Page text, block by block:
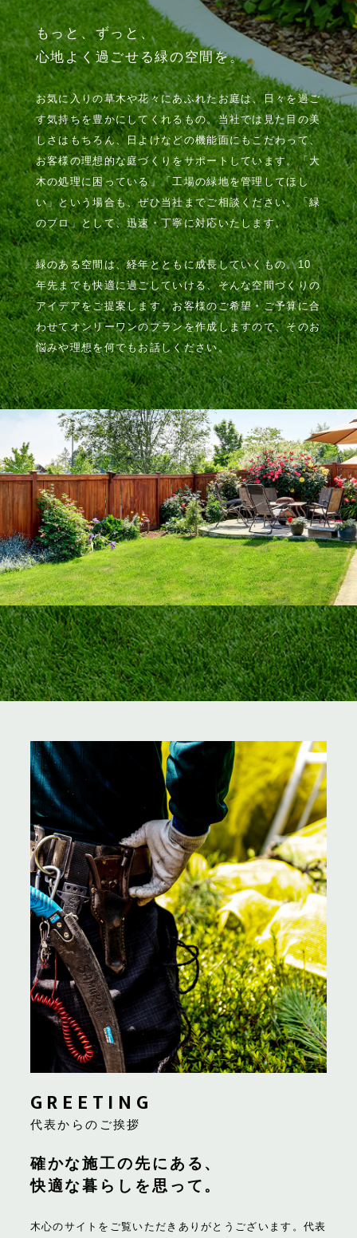
もっと、ずっと、
心地よく過ごせる緑の空間を。
お気に入りの草木や花々にあふれたお庭は、日々を過ご
す気持ちを豊かにしてくれるもの。当社では見た目の美
しさはもちろん、日よけなどの機能面にもこだわって、
お客様の理想的な庭づくりをサポートしています。「大
木の処理に困っている」「工場の緑地を管理してほし
い」という場合も、ぜひ当社までご相談ください。「緑
のプロ」として、迅速・丁寧に対応いたします。
緑のある空間は、経年とともに成長していくもの。10
年先までも快適に過ごしていける、そんな空間づくりの
アイデアをご提案します。お客様のご希望・ご予算に合
わせてオンリーワンのプランを作成しますので、そのお
悩みや理想を何でもお話しください。
GREETING
代表からのご挨拶
確かな施工の先にある、
快適な暮らしを思って。
木心のサイトをご覧いただきありがとうございます。代表